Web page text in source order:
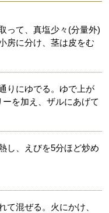
って、真塩少々(分量外)
房に分け、茎は皮をむ
りにゆでる。ゆで上が
を加え、ザルにあげて
し、えびを5分ほど炒め
混ぜる。火にかけ、